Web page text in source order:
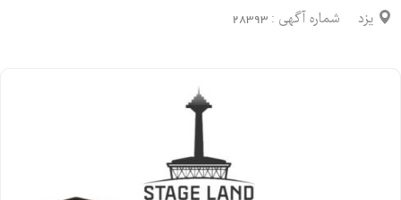
یزد شماره آگهی : 28393